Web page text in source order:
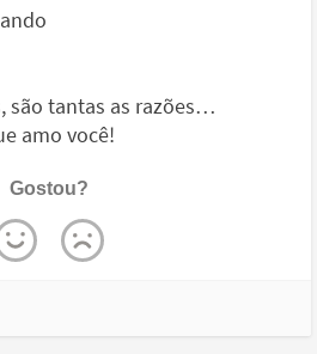
são tantas as razões…
amo você!
Gostou?